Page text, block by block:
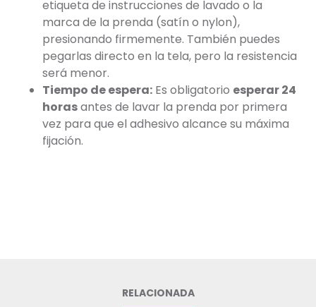
etiqueta de instrucciones de lavado o la
marca de la prenda (satín o nylon),
presionando firmemente. También puedes
pegarlas directo en la tela, pero la resistencia
será menor.
Tiempo de espera: Es obligatorio esperar 24
horasantes de lavar la prenda por primera
vez para que el adhesivo alcance su máxima
fijación.
RELACIONADA